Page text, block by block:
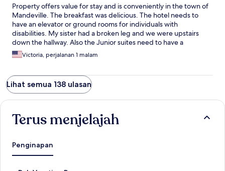
Property offers value for stay and is conveniently in the town of
Mandeville. The breakfast was delicious. The hotel needs to
have an elevator or ground rooms for individuals with
disabilities. My sister had a broken leg and we were upstairs
down the hallway. Also the Junior suites need to have a
microwave/ pantry. Why is it a Junior suite if it only has one big
room with one bed and a refrigerator? Overall the customer
Victoria, perjalanan 1 malam
Lihat semua 138 ulasan
Terus menjelajah
Penginapan